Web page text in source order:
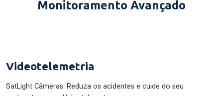
Monitoramento Avançado
Videotelemetria
SatLight Câmeras: Reduza os acidentes e cuide do seu